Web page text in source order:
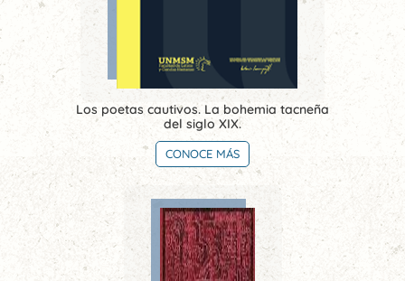
Los poetas cautivos. La bohemia tacneña
del siglo XIX.
CONOCE MÁS